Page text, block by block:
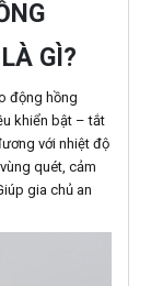
GÌ?
động hồng
khiển bật – tắt
với nhiệt độ
quét, cảm
gia chủ an